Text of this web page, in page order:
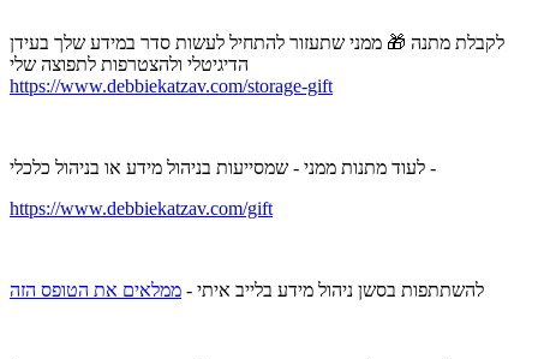
לקבלת מתנה 🎁 ממני שתעזור להתחיל לעשות סדר במידע שלך בעידן
הדיגיטלי ולהצטרפות לתפוצה שלי
https://www.debbiekatzav.com/storage-gift
לעוד מתנות ממני - שמסייעות בניהול מידע או בניהול כלכלי -
https://www.debbiekatzav.com/gift
להשתתפות בסשן ניהול מידע בלייב איתי - ממלאים את הטופס הזה